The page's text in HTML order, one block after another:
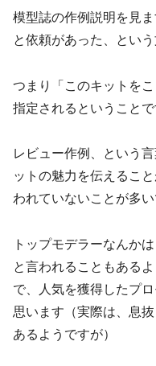
模型誌の作例説明を見
と依頼があった、とい
つまり「このキットを
指定されるということで
レビュー作例、という
ットの魅力を伝えるこ
われていないことが多い
トップモデラーなんか
と言われることもある
で、人気を獲得したプ
思います（実際は、息
あるようですが）